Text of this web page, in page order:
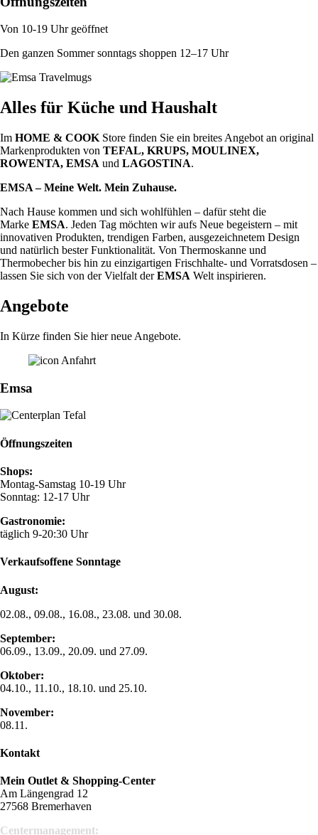
Von 10-19 Uhr geöffnet
Den ganzen Sommer sonntags shoppen 12–17 Uhr
Alles für Küche und Haushalt
Im HOME & COOK Store finden Sie ein breites Angebot an original
Markenprodukten von TEFAL, KRUPS, MOULINEX,
ROWENTA, EMSA und LAGOSTINA.
EMSA – Meine Welt. Mein Zuhause.
Nach Hause kommen und sich wohlfühlen – dafür steht die
Marke EMSA. Jeden Tag möchten wir aufs Neue begeistern – mit
innovativen Produkten, trendigen Farben, ausgezeichnetem Design
und natürlich bester Funktionalität. Von Thermoskanne und
Thermobecher bis hin zu einzigartigen Frischhalte- und Vorratsdosen –
lassen Sie sich von der Vielfalt derEMSA Welt inspirieren.
Angebote
In Kürze finden Sie hier neue Angebote.
Emsa
Öffnungszeiten
Shops:
Montag-Samstag 10-19 Uhr
Sonntag: 12-17 Uhr
Gastronomie:
täglich 9-20:30 Uhr
Verkaufsoffene Sonntage
August:
02.08., 09.08., 16.08., 23.08. und 30.08.
September:
06.09., 13.09., 20.09. und 27.09.
Oktober:
04.10., 11.10., 18.10. und 25.10.
November:
08.11.
Kontakt
Mein Outlet & Shopping-Center
Am Längengrad 12
27568 Bremerhaven
Centermanagement: